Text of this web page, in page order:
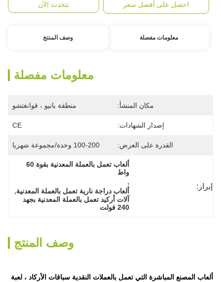
احصل على أفضل سعر نتحدث الآن
معلومات مفصلة وصف المنتج
معلومات مفصلة
مكان المنشأ: منطقة بانيو ، قوانغتشو
إصدار الشهادات: CE
القدرة على العرض: 100-200 وحدة/مجموعة شهريا
إبراز:
واط
,
ألعاب دراجة نارية تعمل بالعملة المعدنية,
240 فولت
وصف المنتج
ألعاب المصنع المباشرة التي تعمل بالعملات النقدية سباقات الأركاد ، لعبة